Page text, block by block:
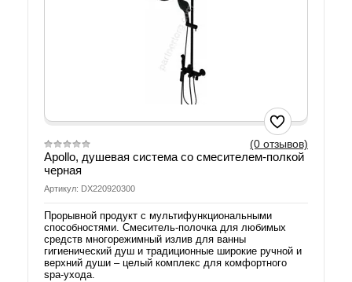
(0 отзывов)
Apollo, душевая система со смесителем-полкой
черная
Артикул: DX220920300
Прорывной продукт с мультифункциональными
способностями. Смеситель-полочка для любимых
средств многорежимный излив для ванны
гигиенический душ и традиционные широкие ручной и
верхний души – целый комплекс для комфортного
spa-ухода.